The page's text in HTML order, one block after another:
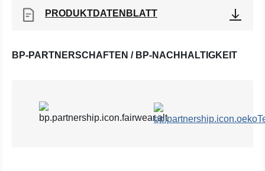
PRODUKTDATENBLATT
BP-PARTNERSCHAFTEN / BP-NACHHALTIGKEIT